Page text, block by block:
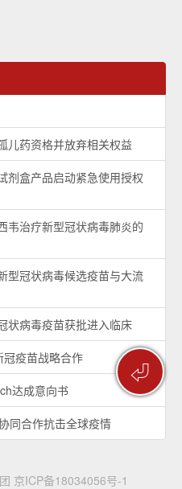
⏎
儿药资格并放弃相关权益
剂盒产品启动紧急使用授权
韦治疗新型冠状病毒肺炎的
型冠状病毒候选疫苗与大流
状病毒疫苗获批进入临床
冠疫苗战略合作
达成意向书
同合作抗击全球疫情
京ICP备18034056号-1